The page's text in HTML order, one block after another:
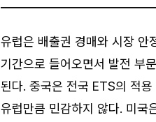
유럽은 배출권 경매와 시장
기간으로 들어오면서 발전 부
된다. 중국은 전국 ETS의 적
유럽만큼 민감하지 않다. 미국